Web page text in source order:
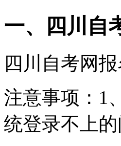
一、四川自
四川自考网
注意事项：1
统登录不上